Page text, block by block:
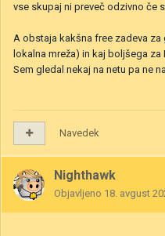
vse skupaj ni preveč odzivno če
A obstaja kakšna free zadeva za
lokalna mreža) in kaj boljšega za
Sem gledal nekaj na netu pa ne
Navedek
Nighthawk
Objavljeno 18. avgust